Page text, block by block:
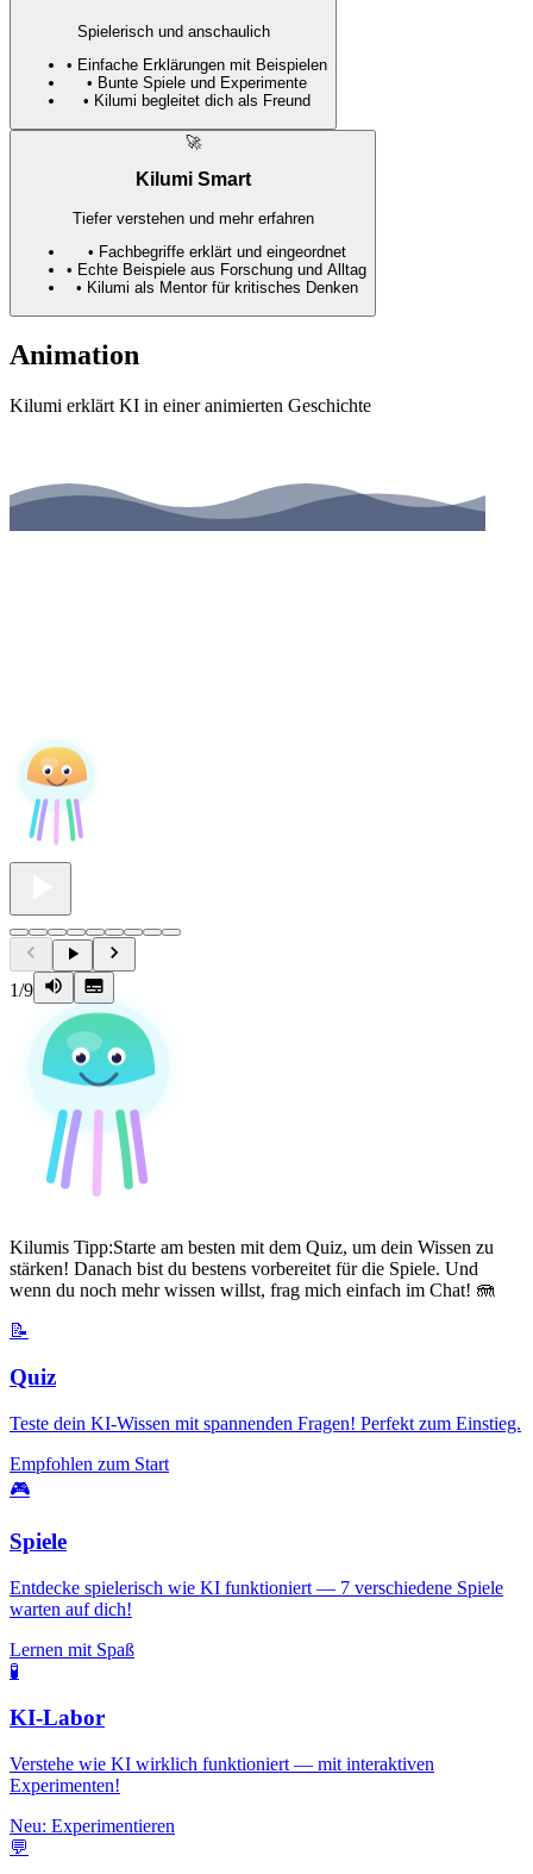
Spielerisch und anschaulich
• Einfache Erklärungen mit Beispielen
• Bunte Spiele und Experimente
• Kilumi begleitet dich als Freund
🚀
Kilumi Smart
Tiefer verstehen und mehr erfahren
• Fachbegriffe erklärt und eingeordnet
• Echte Beispiele aus Forschung und Alltag
• Kilumi als Mentor für kritisches Denken
Animation
Kilumi erklärt KI in einer animierten Geschichte
1/9
Kilumis Tipp:Starte am besten mit dem Quiz, um dein Wissen zu
stärken! Danach bist du bestens vorbereitet für die Spiele. Und
wenn du noch mehr wissen willst, frag mich einfach im Chat! 🪼
📝
Quiz
Teste dein KI-Wissen mit spannenden Fragen! Perfekt zum Einstieg.
Empfohlen zum Start
🎮
Spiele
Entdecke spielerisch wie KI funktioniert — 7 verschiedene Spiele
warten auf dich!
Lernen mit Spaß
🧪
KI-Labor
Verstehe wie KI wirklich funktioniert — mit interaktiven
Experimenten!
Neu: Experimentieren
💬